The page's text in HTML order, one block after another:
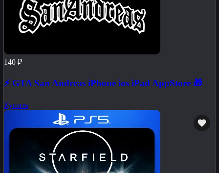
140 ₽
⚡️ GTA San Andreas iPhone ios iPad AppStore 🎁
Купить